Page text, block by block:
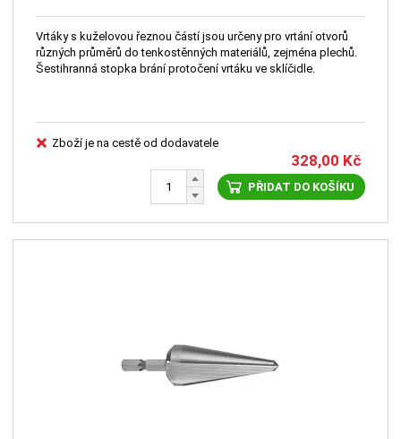
Vrtáky s kuželovou řeznou částí jsou určeny pro vrtání otvorů
různých průměrů do tenkostěnných materiálů, zejména plechů.
Šestihranná stopka brání protočení vrtáku ve sklíčidle.
Zboží je na cestě od dodavatele
328,00 Kč
PŘIDAT DO KOŠÍKU